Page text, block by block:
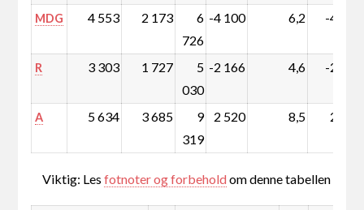
MDG 4 553 2 173
6
726
-4 100 6,2 -4,2
R 3 303 1 727
5
030
-2 166 4,6 -2,3
A 5 634 3 685
9
319
2 520 8,5 2,0
Viktig: Lesfotnoter og forbeholdom denne tabellen